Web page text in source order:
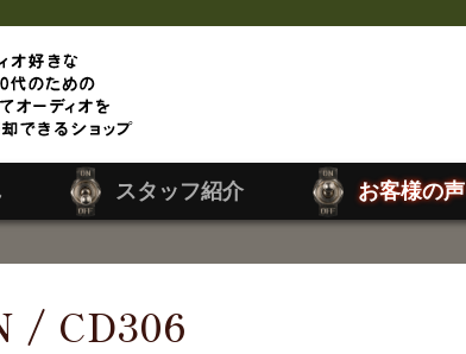
スタッフ紹介 お客様の声
/ CD306